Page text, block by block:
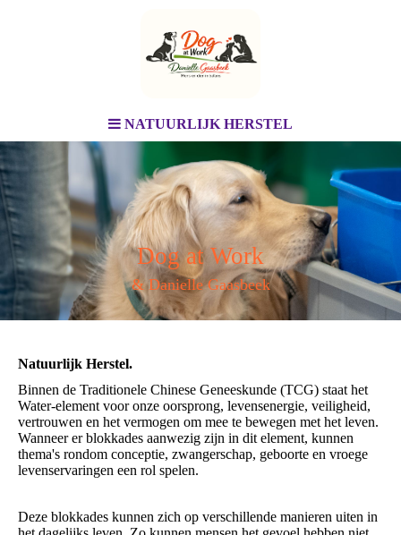
NATUURLIJK HERSTEL
Dog at Work
& Danielle Gaasbeek
Natuurlijk Herstel.
Binnen de Traditionele Chinese Geneeskunde (TCG) staat het
Water-element voor onze oorsprong, levensenergie, veiligheid,
vertrouwen en het vermogen om mee te bewegen met het leven.
Wanneer er blokkades aanwezig zijn in dit element, kunnen
thema's rondom conceptie, zwangerschap, geboorte en vroege
levenservaringen een rol spelen.
Deze blokkades kunnen zich op verschillende manieren uiten in